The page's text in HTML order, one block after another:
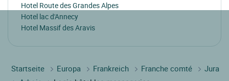
Hotel Route des Grandes Alpes
Hotel lac d'Annecy
Hotel Massif des Aravis
Startseite Europa Frankreich Franche comté
Jura